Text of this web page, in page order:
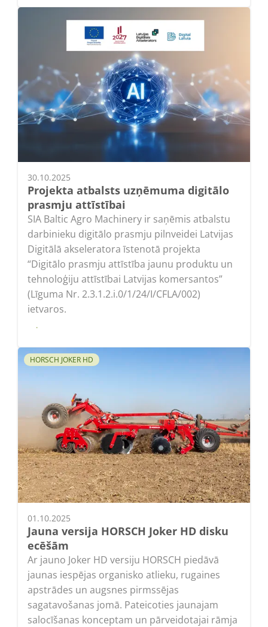
30.10.2025
Projekta atbalsts uzņēmuma digitālo
prasmju attīstībai
SIA Baltic Agro Machinery ir saņēmis atbalstu
darbinieku digitālo prasmju pilnveidei Latvijas
Digitālā akseleratora īstenotā projekta
“Digitālo prasmju attīstība jaunu produktu un
tehnoloģiju attīstībai Latvijas komersantos”
(Līguma Nr. 2.3.1.2.i.0/1/24/I/CFLA/002)
ietvaros.
Lasīt
HORSCH JOKER HD
01.10.2025
Jauna versija HORSCH Joker HD disku
ecēšām
Ar jauno Joker HD versiju HORSCH piedāvā
jaunas iespējas organisko atlieku, rugaines
apstrādes un augsnes pirmssējas
sagatavošanas jomā. Pateicoties jaunajam
salocīšanas konceptam un pārveidotajai rāmja